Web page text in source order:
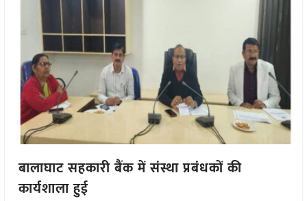
बालाघाट सहकारी बैंक में संस्था प्रबंधकों की
कार्यशाला हुई